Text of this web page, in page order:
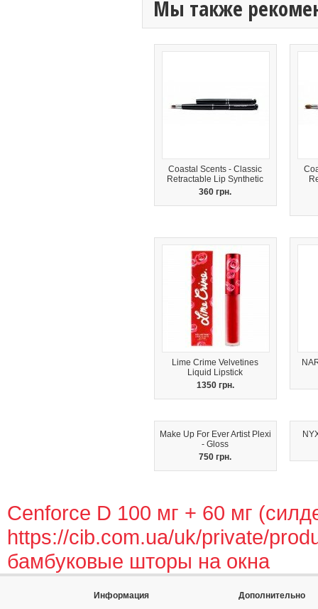
Мы также
Coastal Scents - Classic
Retractable Lip Synthetic
360 грн.
Lime Crime Velvetines
Liquid Lipstick
1350 грн.
Make Up For Ever Artist Plexi
- Gloss
750 грн.
Cenforce D 100 мг + 60 мг
https://cib.com.ua/uk/private/
бамбуковые шторы на окна
Информация Дополнительно